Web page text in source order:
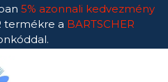
5% azonnali kedvezmény
termékre a BARTSCHER